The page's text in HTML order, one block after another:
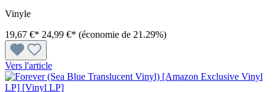
Vinyle
19,67 €* 24,99 €* (économie de 21.29%)
Vers l'article